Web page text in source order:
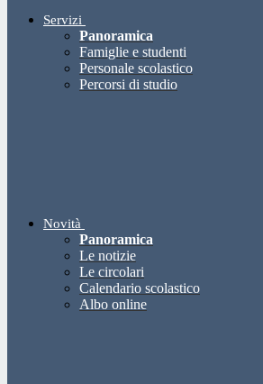
Servizi
Panoramica
Famiglie e studenti
Personale scolastico
Percorsi di studio
Novità
Panoramica
Le notizie
Le circolari
Calendario scolastico
Albo online